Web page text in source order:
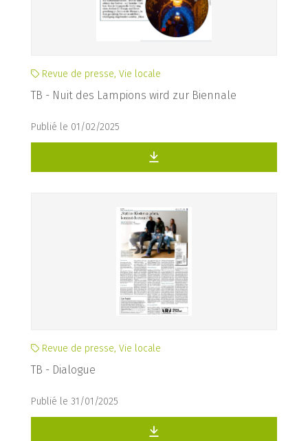
Revue de presse, Vie locale
TB - Nuit des Lampions wird zur Biennale
Publié le 01/02/2025
Revue de presse, Vie locale
TB - Dialogue
Publié le 31/01/2025